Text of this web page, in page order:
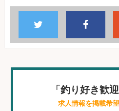
「釣り好き歓
求人情報を掲載希